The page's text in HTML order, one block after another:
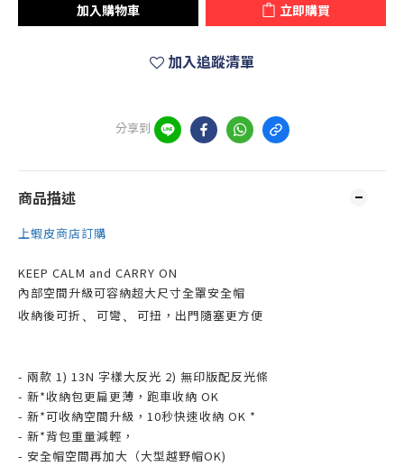
加入購物車 立即購買
加入追蹤清單
分享到
商品描述
上蝦皮商店訂購
KEEP CALM and CARRY ON
內部空間升級可容納超大尺寸全罩安全帽
收納後可折 、 可彎、 可扭，出門隨塞更方便
- 兩款 1) 13N 字樣大反光 2) 無印版配反光條
- 新*收納包更扁更薄，跑車收納 OK
- 新*可收納空間升級，10秒快速收納 OK *
- 新*背包重量減輕，
- 安全帽空間再加大（大型越野帽OK)